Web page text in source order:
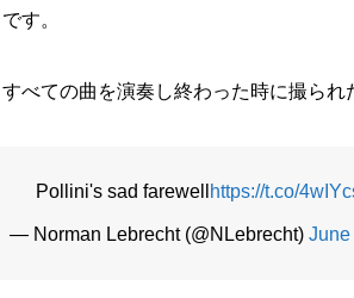
す。
べての曲を演奏し終わった時に撮られ
Pollini's sad farewell https://t.co/
— Norman Lebrecht (@NLebrecht) June